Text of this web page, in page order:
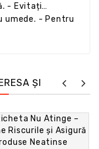
- Evitați
umede. - Pentru
vizibil pe toate
ȘI